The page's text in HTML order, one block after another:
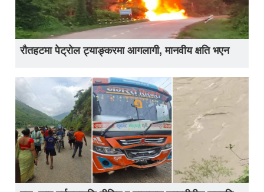
रौतहटमा पेट्रोल ट्याङ्करमा आगलागी, मानवीय क्षति भएन